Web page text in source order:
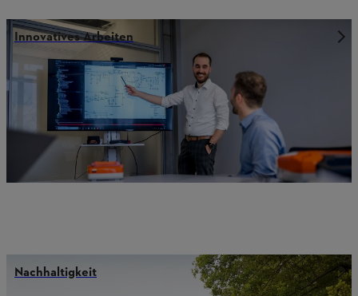
Innovatives Arbeiten
Nachhaltigkeit